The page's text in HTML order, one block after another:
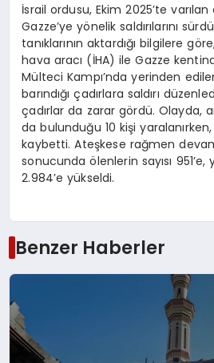
İsrail ordusu, Ekim 2025’te
Gazze’ye yönelik saldırılarını
tanıklarının aktardığı bilgilere
hava aracı (İHA) ile Gazze
Mülteci Kampı’nda yerinden
barındığı çadırlara saldırı
çadırlar da zarar gördü. Olayda,
da bulunduğu 10 kişi yaralanırken,
kaybetti. Ateşkese rağmen
sonucunda ölenlerin sayısı 951’e,
2.984’e yükseldi.
Benzer Haberler